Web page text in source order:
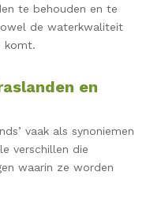
te behouden en te
de waterkwaliteit
komt.
en
vaak als synoniemen
verschillen die
waarin ze worden